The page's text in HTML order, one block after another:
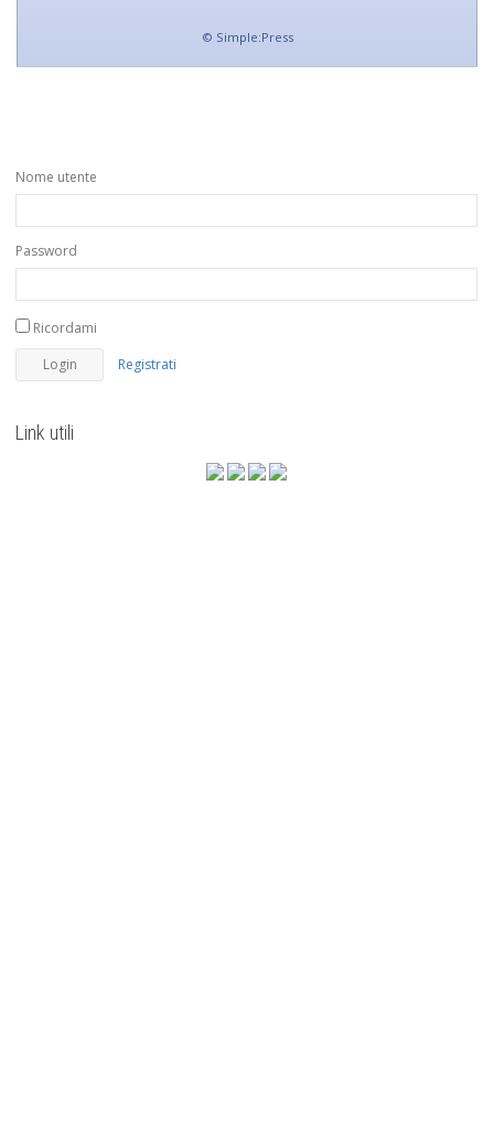
© Simple:Press
Nome utente
Password
Ricordami
Registrati
Link utili